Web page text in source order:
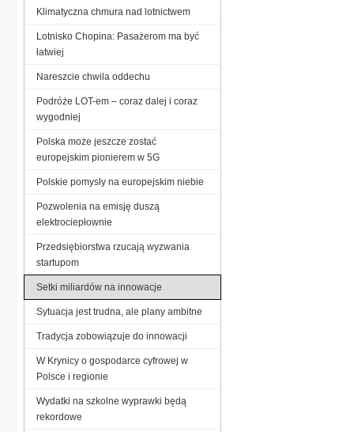
Klimatyczna chmura nad lotnictwem
Lotnisko Chopina: Pasażerom ma być
łatwiej
Nareszcie chwila oddechu
Podróże LOT-em – coraz dalej i coraz
wygodniej
Polska może jeszcze zostać
europejskim pionierem w 5G
Polskie pomysły na europejskim niebie
Pozwolenia na emisję duszą
elektrociepłownie
Przedsiębiorstwa rzucają wyzwania
startupom
Setki miliardów na innowacje
Sytuacja jest trudna, ale plany ambitne
Tradycja zobowiązuje do innowacji
W Krynicy o gospodarce cyfrowej w
Polsce i regionie
Wydatki na szkolne wyprawki będą
rekordowe